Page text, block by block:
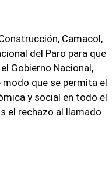
Camacol,
del Paro para que
Gobierno Nacional,
que se permita el
y social en todo el
el rechazo al llamado